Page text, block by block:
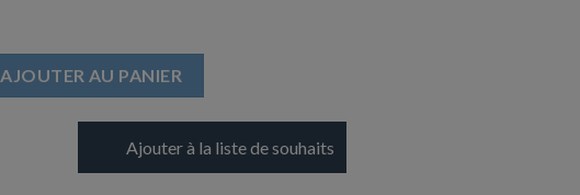
AJOUTER AU PANIER
Ajouter à la liste de souhaits